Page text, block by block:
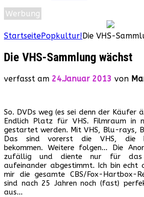
Werbung
StartseitePopkultur!Die VHS-
Die VHS-Sammlung wächst
verfasst am 24.Januar 2013 von
So. DVDs weg (es sei denn der Käufer
Endlich Platz für VHS. Filmraum in
gestartet werden. Mit VHS, Blu-rays,
Das sind vorerst die VHS, die
bekommen. Weitere folgen… Die
zufällig und diente nur für
aufeinander abgestimmt. Ich bin echt
mir die gesamte CBS/Fox-Hartbox-
sind nach 25 Jahren noch (fast)
aus…